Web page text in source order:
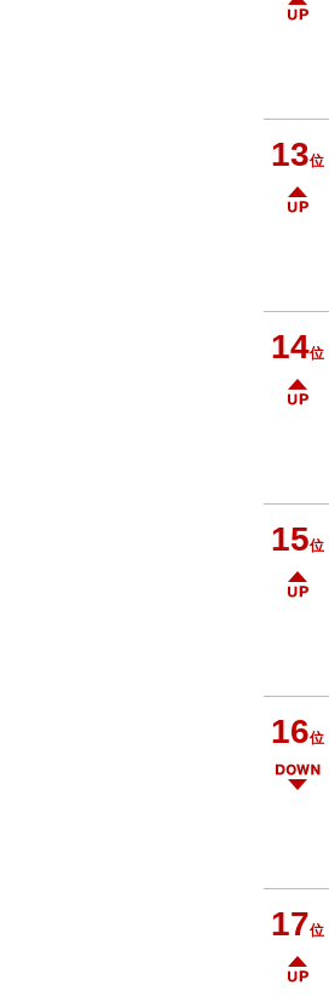
13位
14位
15位
16位
17位